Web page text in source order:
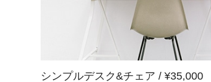
シンプルデスク&チェア / ¥35,000